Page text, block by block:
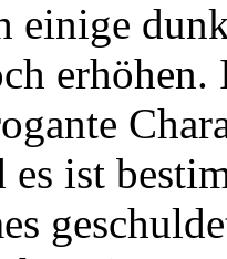
einige
erhöhen.
ist